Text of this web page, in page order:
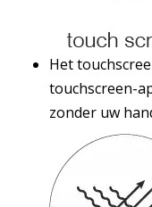
Het
touchscreen-
zonder uw